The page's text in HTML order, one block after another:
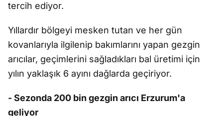
tercih ediyor.
Yıllardır bölgeyi mesken tutan ve her gün
kovanlarıyla ilgilenip bakımlarını yapan gezgin
arıcılar, geçimlerini sağladıkları bal üretimi için
yılın yaklaşık 6 ayını dağlarda geçiriyor.
- Sezonda 200 bin gezgin arıcı Erzurum'a
geliyor